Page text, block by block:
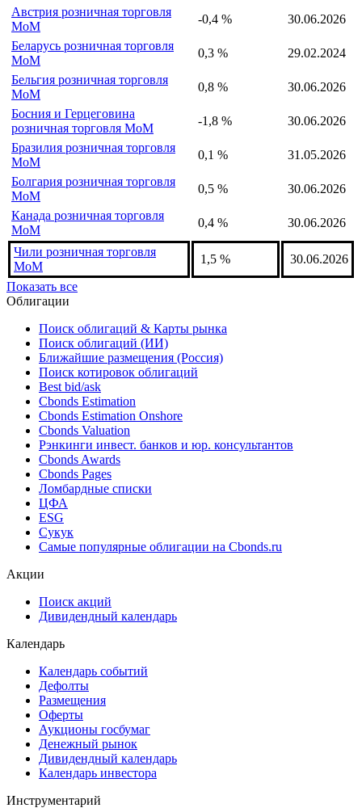
Австрия розничная торговля
MoM
-0,4 %
30.06.2026
Беларусь розничная торговля
MoM
0,3 %
29.02.2024
Бельгия розничная торговля
MoM
0,8 %
30.06.2026
Босния и Герцеговина
розничная торговля MoM
-1,8 %
30.06.2026
Бразилия розничная торговля
MoM
0,1 %
31.05.2026
Болгария розничная торговля
MoM
0,5 %
30.06.2026
Канада розничная торговля
MoM
0,4 % 30.06.2026
Чили розничная торговля
MoM
1,5 %
30.06.2026
Показать все
Облигации
Поиск облигаций & Карты рынка
Поиск облигаций (ИИ)
Ближайшие размещения (Россия)
Поиск котировок облигаций
Best bid/ask
Cbonds Estimation
Cbonds Estimation Onshore
Cbonds Valuation
Рэнкинги инвест. банков и юр. консультантов
Cbonds Awards
Cbonds Pages
Ломбардные списки
ЦФА
ESG
Сукук
Самые популярные облигации на Cbonds.ru
Акции
Поиск акций
Дивидендный календарь
Календарь
Календарь событий
Дефолты
Размещения
Оферты
Аукционы госбумаг
Денежный рынок
Дивидендный календарь
Календарь инвестора
Инструментарий